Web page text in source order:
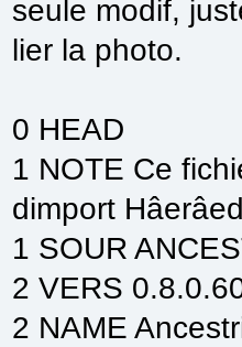
seule modif,
lier la photo.
0 HEAD
1 NOTE Ce
dimport
1 SOUR
2 VERS
2 NAME